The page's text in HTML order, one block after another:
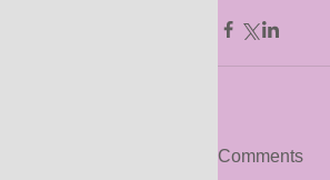
Comments